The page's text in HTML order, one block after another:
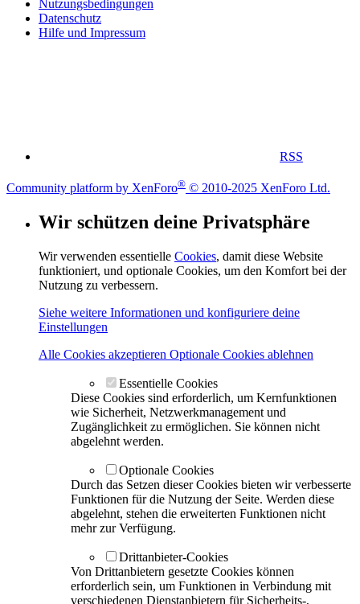
Nutzungsbedingungen
Datenschutz
Hilfe und Impressum
RSS
Community platform by XenForo® © 2010-2025 XenForo Ltd.
Wir schützen deine Privatsphäre
Wir verwenden essentielle Cookies, damit diese Website
funktioniert, und optionale Cookies, um den Komfort bei der
Nutzung zu verbessern.
Siehe weitere Informationen und konfiguriere deine
Einstellungen
Alle Cookies akzeptieren Optionale Cookies ablehnen
Essentielle Cookies
Diese Cookies sind erforderlich, um Kernfunktionen
wie Sicherheit, Netzwerkmanagement und
Zugänglichkeit zu ermöglichen. Sie können nicht
abgelehnt werden.
Optionale Cookies
Durch das Setzen dieser Cookies bieten wir verbesserte
Funktionen für die Nutzung der Seite. Werden diese
abgelehnt, stehen die erweiterten Funktionen nicht
mehr zur Verfügung.
Drittanbieter-Cookies
Von Drittanbietern gesetzte Cookies können
erforderlich sein, um Funktionen in Verbindung mit
verschiedenen Dienstanbietern für Sicherheits-,